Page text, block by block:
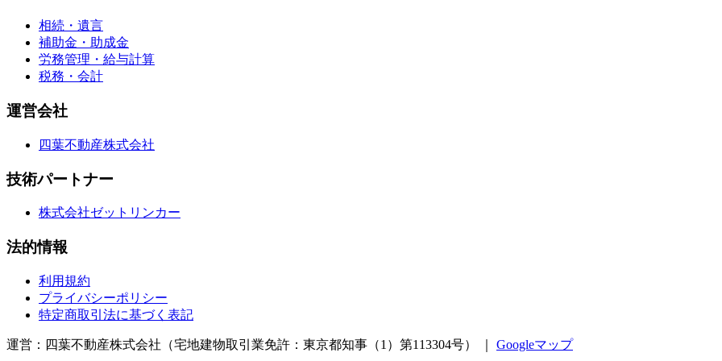
相続・遺言
補助金・助成金
労務管理・給与計算
税務・会計
運営会社
四葉不動産株式会社
技術パートナー
株式会社ゼットリンカー
法的情報
利用規約
プライバシーポリシー
特定商取引法に基づく表記
運営：四葉不動産株式会社（宅地建物取引業免許：東京都知事（1）第113304号） Googleマップ